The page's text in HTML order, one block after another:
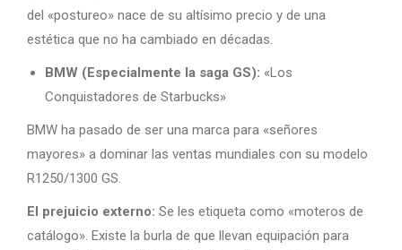
del «postureo» nace de su altísimo precio y de una
estética que no ha cambiado en décadas.
BMW (Especialmente la saga GS): «Los
Conquistadores de Starbucks»
BMW ha pasado de ser una marca para «señores
mayores» a dominar las ventas mundiales con su modelo
R1250/1300 GS.
El prejuicio externo: Se les etiqueta como «moteros de
catálogo». Existe la burla de que llevan equipación para